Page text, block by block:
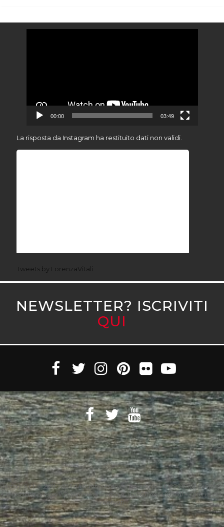
00:00 03:49
La risposta da Instagram ha restituito dati non validi.
Tweets by LorenzaVitali
NEWSLETTER? ISCRIVITI
QUI
Witaly S.r.l. © 2011-2023 All rights reserved Partita Iva 10890471005 Witaly
è registrata presso il Tribunale di Roma n. 95/2011 del 4/4/2011 – Tutti i diritti
riservati